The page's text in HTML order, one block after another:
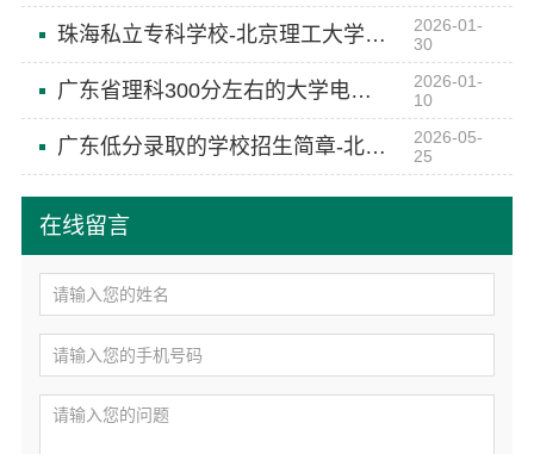
在线留言
珠海私立专科学校-北京理工大学珠海学院继续教育学院
2026-01-
30
广东省理科300分左右的大学电话-北京理工大学珠海学院继续教育学院
2026-01-
10
广东低分录取的学校招生简章-北京理工大学珠海学院继续教育学院
2026-05-
25